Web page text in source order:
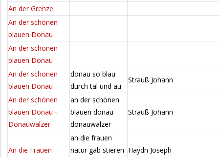
An der Grenze
An der schönen
blauen Donau
An der schönen
blauen Donau
An der schönen
blauen Donau
donau so blau
durch tal und au
Strauß Johann
An der schönen
blauen Donau -
Donauwalzer
an der schönen
blauen donau
donauwalzer
Strauß Johann
An die Frauen
an die frauen
natur gab stieren Haydn Joseph